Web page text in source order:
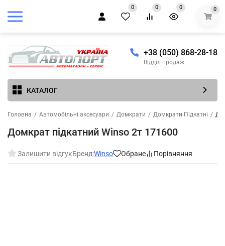
0 0 0 0
+38 (050) 868-28-18
Відділ продаж
КАТАЛОГ
Головна / Автомобільні аксесуари / Домкрати / Домкрати Підкатні /
Домкрат підкатний Winso 2т 171600
Залишити відгукБренд:Winso Обране Порівняння